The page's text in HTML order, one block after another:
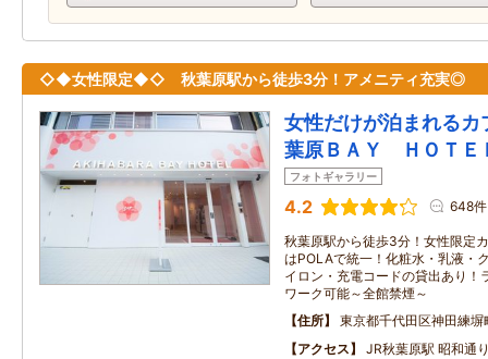
◇◆女性限定◆◇ 秋葉原駅から徒歩3分！アメニティ充実◎
女性だけが泊まれる
葉原ＢＡＹ ＨＯＴＥ
フォトギャラリー
4.2 648件
秋葉原駅から徒歩3分！女性限定
はPOLAで統一！化粧水・乳液・
イロン・充電コードの貸出あり！
ワーク可能～全館禁煙～
住所
東京都千代田区神田練塀
アクセス
JR秋葉原駅 昭和